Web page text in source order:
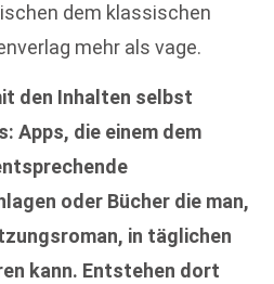
dem klassischen
mehr als vage.
den Inhalten selbst
Apps, die einem dem
oder Bücher die man,
in täglichen
kann. Entstehen dort